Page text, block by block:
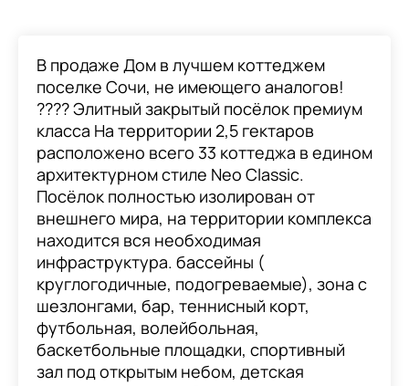
В продаже Дом в лучшем коттеджем
поселке Сочи, не имеющего аналогов!
????️ Элитный закрытый посёлок премиум
класса На территории 2,5 гектаров
расположено всего 33 коттеджа в едином
архитектурном стиле Neo Classic.
Посёлок полностью изолирован от
внешнего мира, на территории комплекса
находится вся необходимая
инфраструктура. бассейны (
круглогодичные, подогреваемые), зона с
шезлонгами, бар, теннисный корт,
футбольная, волейбольная,
баскетбольные площадки, спортивный
зал под открытым небом, детская